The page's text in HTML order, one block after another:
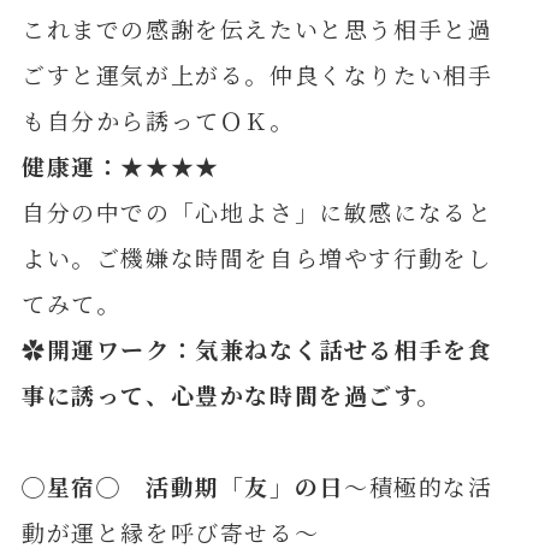
これまでの感謝を伝えたいと思う相手と過
ごすと運気が上がる。仲良くなりたい相手
も自分から誘ってＯＫ。
健康運：★★★★
自分の中での「心地よさ」に敏感になると
よい。ご機嫌な時間を自ら増やす行動をし
てみて。
✿開運ワーク：気兼ねなく話せる相手を食
事に誘って、心豊かな時間を過ごす。
◯星宿◯ 活動期「友」の日～積極的な活
動が運と縁を呼び寄せる～